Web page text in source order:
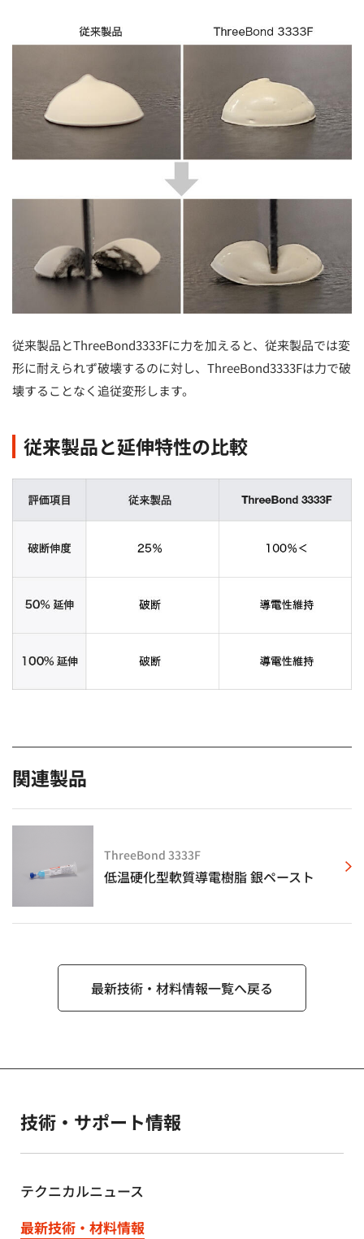
従来製品とThreeBond3333Fに力を加えると、従来製品では変
形に耐えられず破壊するのに対し、ThreeBond3333Fは力で破
壊することなく追従変形します。
従来製品と延伸特性の比較
関連製品
ThreeBond 3333F
低温硬化型軟質導電樹脂 銀ペースト
最新技術・材料情報一覧へ戻る
技術・サポート情報
テクニカルニュース
最新技術・材料情報